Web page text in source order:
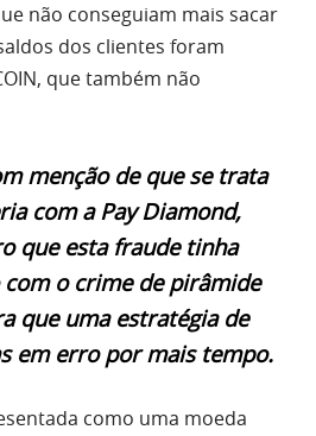
não conseguiam mais sacar
dos clientes foram
que também não
menção de que se trata
com a Pay Diamond,
que esta fraude tinha
o crime de pirâmide
que uma estratégia de
em erro por mais tempo.
como uma moeda